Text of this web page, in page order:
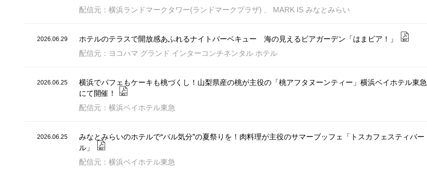
配信元：横浜ランドマークタワー(ランドマークプラザ) 、 MARK IS みなとみらい
2026.06.29
ホテルのテラスで開放感あふれるナイトバーベキュー 海の見えるビアガーデン「はまビア！」
配信元：ヨコハマ グランド インターコンチネンタル ホテル
2026.06.25
横浜でパフェもケーキも桃づくし！山梨県産の桃が主役の「桃アフタヌーンティー」横浜ベイホテル東急
にて開催！
配信元：横浜ベイホテル東急
2026.06.25
みなとみらいのホテルで“バル気分”の夏祭りを！肉料理が主役のサマーブッフェ「トスカフェスティバー
ル」
配信元：横浜ベイホテル東急